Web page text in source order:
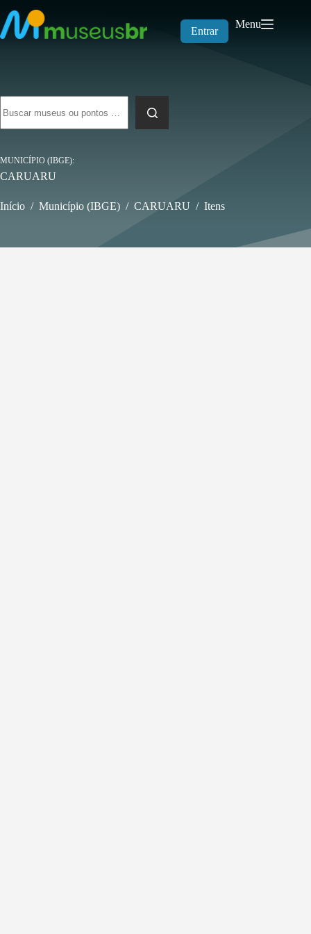
para
o
conteúdo
Entrar
Menu
resultados
MUNICÍPIO (IBGE)
CARUARU
Início / Município (IBGE) / CARUARU / Itens